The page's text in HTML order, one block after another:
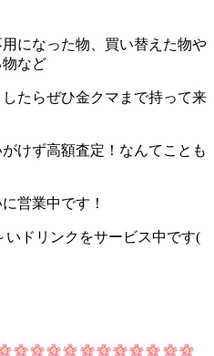
になった物、買い替えた物や
など
たらぜひ金クマまで持って来
けず高額査定！なんてことも
営業中です！
ドリンクをサービス中です(